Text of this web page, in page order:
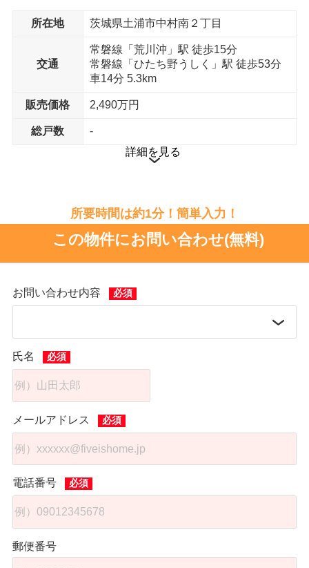
ドラッグストア
銀行
筑波銀行荒川沖支店 まで15分
土浦中村郵便局 まで14分
所在地 茨城県土浦市中村南２丁目
交通
常磐線「荒川沖」駅 徒歩15分
常磐線「ひたち野うしく」駅 徒歩53分
車14分 5.3km
販売価格 2,490万円
総戸数
-
詳細を見る
所要時間は約1分！簡単入力！
この物件にお問い合わせ(無料)
お問い合わせ内容
氏名
メールアドレス
電話番号
郵便番号